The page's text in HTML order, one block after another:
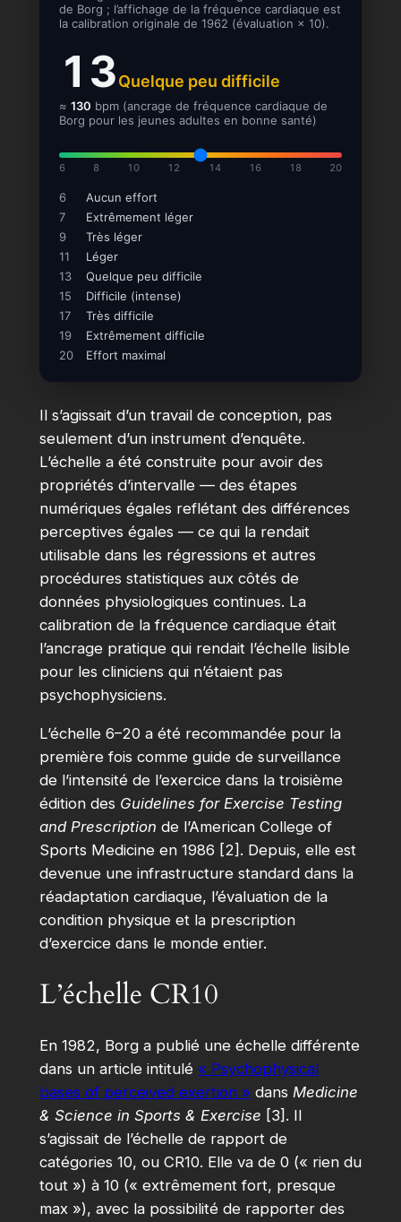
de Borg ; l’affichage de la fréquence cardiaque est
la calibration originale de 1962 (évaluation × 10).
13Quelque peu difficile
≈ 130 bpm (ancrage de fréquence cardiaque de
Borg pour les jeunes adultes en bonne santé)
6 8 10 12 14 16 18 20
6
Aucun effort
7
Extrêmement léger
9
Très léger
11
Léger
13
Quelque peu difficile
15
Difficile (intense)
17
Très difficile
19
Extrêmement difficile
20
Effort maximal
Il s’agissait d’un travail de conception, pas
seulement d’un instrument d’enquête.
L’échelle a été construite pour avoir des
propriétés d’intervalle — des étapes
numériques égales reflétant des différences
perceptives égales — ce qui la rendait
utilisable dans les régressions et autres
procédures statistiques aux côtés de
données physiologiques continues. La
calibration de la fréquence cardiaque était
l’ancrage pratique qui rendait l’échelle lisible
pour les cliniciens qui n’étaient pas
psychophysiciens.
L’échelle 6–20 a été recommandée pour la
première fois comme guide de surveillance
de l’intensité de l’exercice dans la troisième
édition des Guidelines for Exercise Testing
and Prescription de l’American College of
Sports Medicine en 1986 [2]. Depuis, elle est
devenue une infrastructure standard dans la
réadaptation cardiaque, l’évaluation de la
condition physique et la prescription
d’exercice dans le monde entier.
L’échelle CR10
En 1982, Borg a publié une échelle différente
dans un article intitulé « Psychophysical
bases of perceived exertion » dans Medicine
& Science in Sports & Exercise [3]. Il
s’agissait de l’échelle de rapport de
catégories 10, ou CR10. Elle va de 0 (« rien du
tout ») à 10 (« extrêmement fort, presque
max »), avec la possibilité de rapporter des